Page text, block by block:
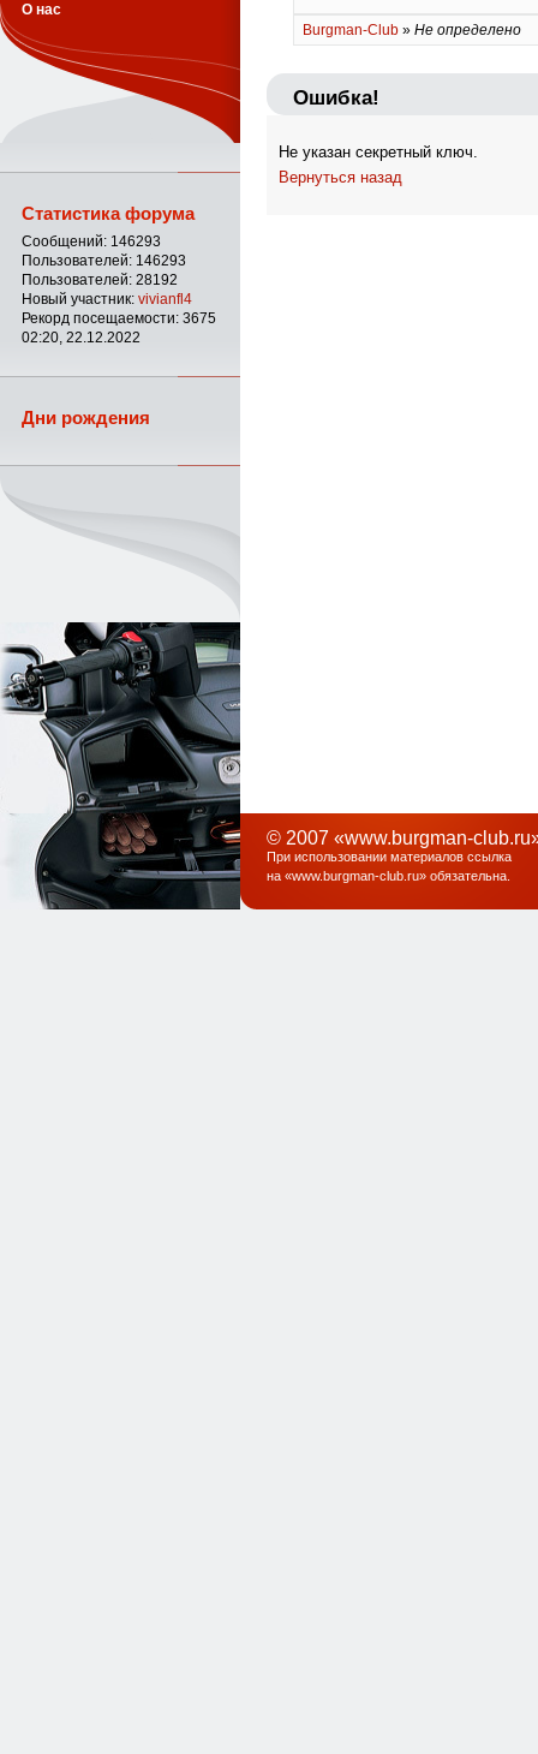
Burgman-Club » Не определено
Ошибка!
Не указан секретный ключ.
Вернуться назад
О нас
Статистика форума
Сообщений: 146293
Пользователей: 146293
Пользователей: 28192
Новый участник: vivianfl4
Рекорд посещаемости: 3675
02:20, 22.12.2022
Дни рождения
© 2007 «www.burgman-
При использовании материалов ссылка
на «www.burgman-club.ru» обязательна